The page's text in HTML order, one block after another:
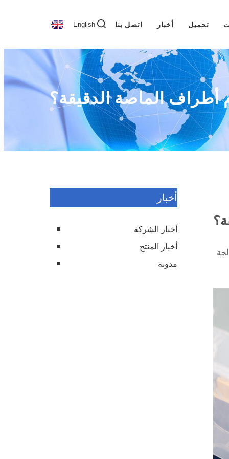
تحميل أخبار اتصل بنا English
أطراف الماصة الدقيقة؟
أخبار
أخبار الشركة
أخبار المنتج
مدونة